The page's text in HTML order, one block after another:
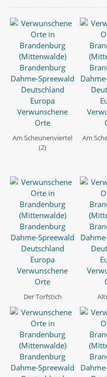
Am Scheunenviertel
(2)
Am
Der Torfstich